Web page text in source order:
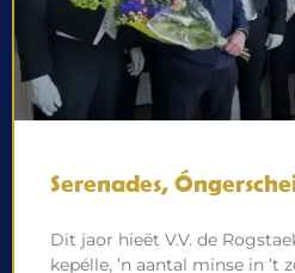
Serenades,
Dit jaor hieët V.V. de
kepélle, ’n aantal minse in ’t